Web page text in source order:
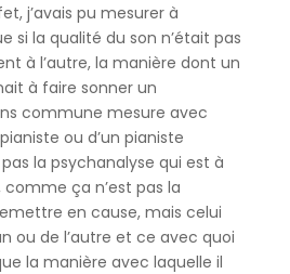
j’avais pu mesurer à
si la qualité du son n’était pas
à l’autre, la manière dont un
à faire sonner un
commune mesure avec
ou d’un pianiste
la psychanalyse qui est à
ça n’est pas la
en cause, mais celui
ou de l’autre et ce avec quoi
la manière avec laquelle il